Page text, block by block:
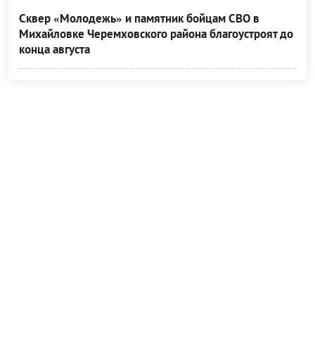
Сквер «Молодежь» и памятник бойцам СВО в
Михайловке Черемховского района благоустроят до
конца августа